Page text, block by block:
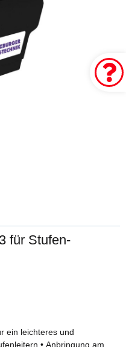
für Stufen-
ein leichteres und
• Anbringung am